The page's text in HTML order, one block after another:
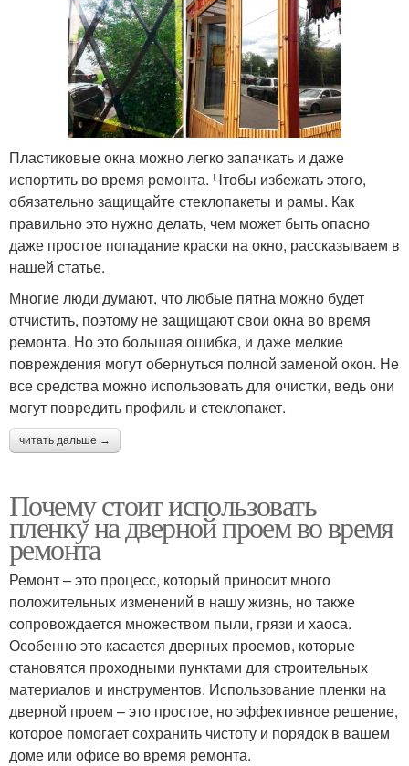
Пластиковые окна можно легко запачкать и даже
испортить во время ремонта. Чтобы избежать этого,
обязательно защищайте стеклопакеты и рамы. Как
правильно это нужно делать, чем может быть опасно
даже простое попадание краски на окно, рассказываем в
нашей статье.
Многие люди думают, что любые пятна можно будет
отчистить, поэтому не защищают свои окна во время
ремонта. Но это большая ошибка, и даже мелкие
повреждения могут обернуться полной заменой окон. Не
все средства можно использовать для очистки, ведь они
могут повредить профиль и стеклопакет.
читать дальше →
Почему стоит использовать
пленку на дверной проем во время
ремонта
Ремонт – это процесс, который приносит много
положительных изменений в нашу жизнь, но также
сопровождается множеством пыли, грязи и хаоса.
Особенно это касается дверных проемов, которые
становятся проходными пунктами для строительных
материалов и инструментов. Использование пленки на
дверной проем – это простое, но эффективное решение,
которое помогает сохранить чистоту и порядок в вашем
доме или офисе во время ремонта.